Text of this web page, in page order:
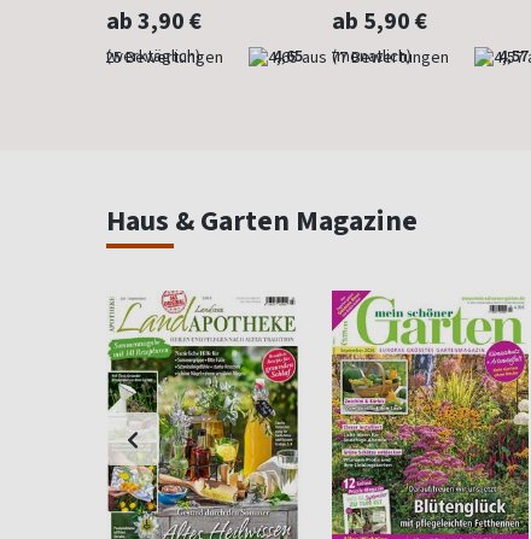
ab 3,90 €
(werktäglich) 4,65
ab 5,90 €
(monatlich) 4,57
Haus & Garten Magazine